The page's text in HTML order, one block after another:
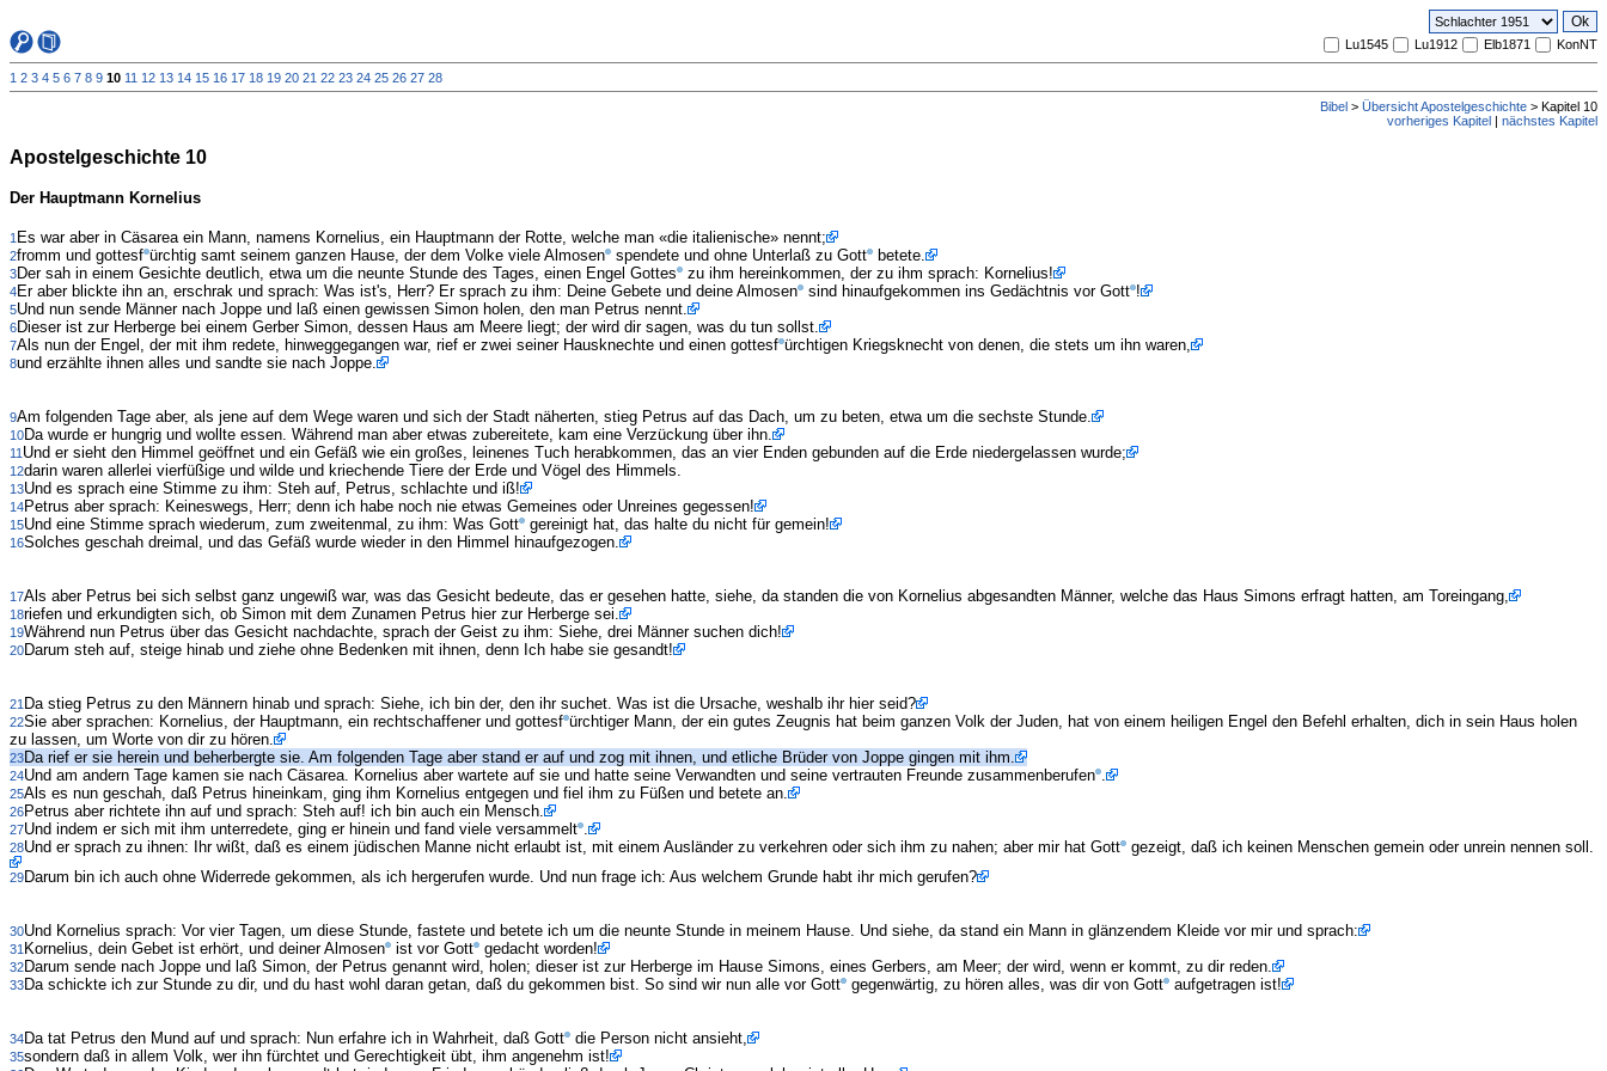
Lu1545 Lu1912 Elb1871 KonNT
1 2 3 4 5 6 7 8 9 10 11 12 13 14 15 16 17 18 19 20 21 22 23 24 25 26 27 28
Bibel > Übersicht Apostelgeschichte > Kapitel 10
vorheriges Kapitel | nächstes Kapitel
Apostelgeschichte 10
Der Hauptmann Kornelius
1 Es war aber in Cäsarea ein Mann, namens Kornelius, ein Hauptmann der Rotte, welche man «die italienische» nennt;
2fromm und gottesf ürchtig samt seinem ganzen Hause, der dem Volke viele Almosen spendete und ohne Unterlaß zu Gott betete.
3Der sah in einem Gesichte deutlich, etwa um die neunte Stunde des Tages, einen Engel Gottes zu ihm hereinkommen, der zu ihm sprach: Kornelius!
4Er aber blickte ihn an, erschrak und sprach: Was ist's, Herr? Er sprach zu ihm: Deine Gebete und deine Almosen sind hinaufgekommen ins Gedächtnis vor Gott !
5Und nun sende Männer nach Joppe und laß einen gewissen Simon holen, den man Petrus nennt.
6Dieser ist zur Herberge bei einem Gerber Simon, dessen Haus am Meere liegt; der wird dir sagen, was du tun sollst.
7Als nun der Engel, der mit ihm redete, hinweggegangen war, rief er zwei seiner Hausknechte und einen gottesf ürchtigen Kriegsknecht von denen, die stets um ihn waren,
8und erzählte ihnen alles und sandte sie nach Joppe.
9Am folgenden Tage aber, als jene auf dem Wege waren und sich der Stadt näherten, stieg Petrus auf das Dach, um zu beten, etwa um die sechste Stunde.
10Da wurde er hungrig und wollte essen. Während man aber etwas zubereitete, kam eine Verzückung über ihn.
11 Und er sieht den Himmel geöffnet und ein Gefäß wie ein großes, leinenes Tuch herabkommen, das an vier Enden gebunden auf die Erde niedergelassen wurde;
12darin waren allerlei vierfüßige und wilde und kriechende Tiere der Erde und Vögel des Himmels.
13Und es sprach eine Stimme zu ihm: Steh auf, Petrus, schlachte und iß!
14Petrus aber sprach: Keineswegs, Herr; denn ich habe noch nie etwas Gemeines oder Unreines gegessen!
15Und eine Stimme sprach wiederum, zum zweitenmal, zu ihm: Was Gott gereinigt hat, das halte du nicht für gemein!
16Solches geschah dreimal, und das Gefäß wurde wieder in den Himmel hinaufgezogen.
17Als aber Petrus bei sich selbst ganz ungewiß war, was das Gesicht bedeute, das er gesehen hatte, siehe, da standen die von Kornelius abgesandten Männer, welche das Haus Simons erfragt hatten, am Toreingang,
18riefen und erkundigten sich, ob Simon mit dem Zunamen Petrus hier zur Herberge sei.
19Während nun Petrus über das Gesicht nachdachte, sprach der Geist zu ihm: Siehe, drei Männer suchen dich!
20Darum steh auf, steige hinab und ziehe ohne Bedenken mit ihnen, denn Ich habe sie gesandt!
21 Da stieg Petrus zu den Männern hinab und sprach: Siehe, ich bin der, den ihr suchet. Was ist die Ursache, weshalb ihr hier seid?
22Sie aber sprachen: Kornelius, der Hauptmann, ein rechtschaffener und gottesf ürchtiger Mann, der ein gutes Zeugnis hat beim ganzen Volk der Juden, hat von einem heiligen Engel den Befehl erhalten, dich in sein Haus holen
zu lassen, um Worte von dir zu hören.
23Da rief er sie herein und beherbergte sie. Am folgenden Tage aber stand er auf und zog mit ihnen, und etliche Brüder von Joppe gingen mit ihm.
24Und am andern Tage kamen sie nach Cäsarea. Kornelius aber wartete auf sie und hatte seine Verwandten und seine vertrauten Freunde zusammenberufen .
25Als es nun geschah, daß Petrus hineinkam, ging ihm Kornelius entgegen und fiel ihm zu Füßen und betete an.
26Petrus aber richtete ihn auf und sprach: Steh auf! ich bin auch ein Mensch.
27Und indem er sich mit ihm unterredete, ging er hinein und fand viele versammelt .
28Und er sprach zu ihnen: Ihr wißt, daß es einem jüdischen Manne nicht erlaubt ist, mit einem Ausländer zu verkehren oder sich ihm zu nahen; aber mir hat Gott gezeigt, daß ich keinen Menschen gemein oder unrein nennen soll.
29Darum bin ich auch ohne Widerrede gekommen, als ich hergerufen wurde. Und nun frage ich: Aus welchem Grunde habt ihr mich gerufen?
30Und Kornelius sprach: Vor vier Tagen, um diese Stunde, fastete und betete ich um die neunte Stunde in meinem Hause. Und siehe, da stand ein Mann in glänzendem Kleide vor mir und sprach:
31 Kornelius, dein Gebet ist erhört, und deiner Almosen ist vor Gott gedacht worden!
32Darum sende nach Joppe und laß Simon, der Petrus genannt wird, holen; dieser ist zur Herberge im Hause Simons, eines Gerbers, am Meer; der wird, wenn er kommt, zu dir reden.
33Da schickte ich zur Stunde zu dir, und du hast wohl daran getan, daß du gekommen bist. So sind wir nun alle vor Gott gegenwärtig, zu hören alles, was dir von Gott aufgetragen ist!
34Da tat Petrus den Mund auf und sprach: Nun erfahre ich in Wahrheit, daß Gott die Person nicht ansieht,
35sondern daß in allem Volk, wer ihn fürchtet und Gerechtigkeit übt, ihm angenehm ist!